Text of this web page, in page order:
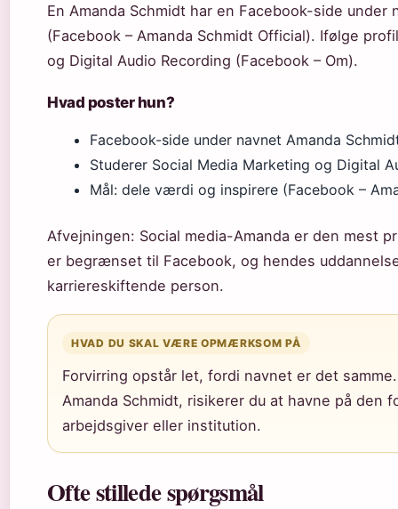
En Amanda Schmidt har en Facebook-side under
(Facebook – Amanda Schmidt Official). Ifølge
og Digital Audio Recording (Facebook – Om).
Hvad poster hun?
Facebook-side under navnet Amanda
Studerer Social Media Marketing og Digital
Mål: dele værdi og inspirere (Facebook –
Afvejningen: Social media-Amanda er den mest
er begrænset til Facebook, og hendes
karriereskiftende person.
HVAD DU SKAL VÆRE OPMÆRKSOM PÅ
Forvirring opstår let, fordi navnet er det
Amanda Schmidt, risikerer du at havne på den
arbejdsgiver eller institution.
Ofte stillede spørgsmål